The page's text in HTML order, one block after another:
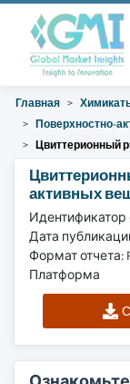
Главная
Поверхностно-
Цвиттерионный
активных
Идентификатор
Дата
Формат отчета:
Платформа